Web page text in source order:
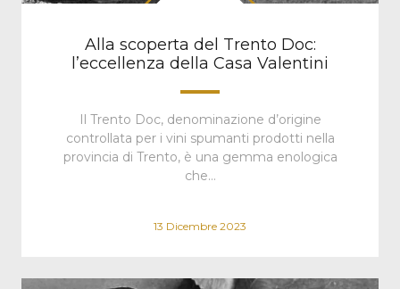
Alla scoperta del Trento Doc:
l’eccellenza della Casa Valentini
Il Trento Doc, denominazione d’origine
controllata per i vini spumanti prodotti nella
provincia di Trento, è una gemma enologica
che…
13 Dicembre 2023